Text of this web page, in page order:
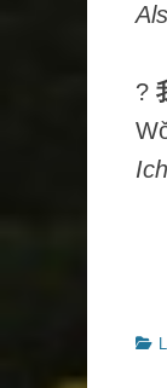
?